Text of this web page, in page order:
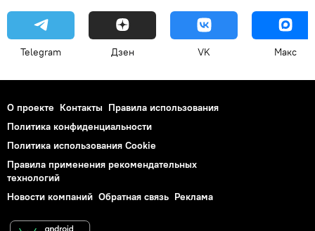
Telegram Дзен VK Макс
О проекте Контакты Правила использования
Политика конфиденциальности
Политика использования Cookie
Правила применения рекомендательных
технологий
Новости компаний Обратная связь Реклама